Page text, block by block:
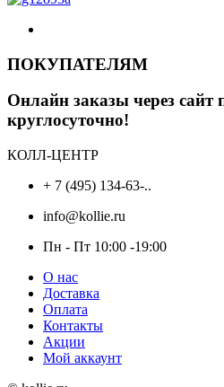
ПОКУПАТЕЛЯМ
Онлайн заказы через сайт
круглосуточно!
КОЛЛ-ЦЕНТР
+ 7 (495) 134-63-..
info@kollie.ru
Пн - Пт 10:00 -19:00
О нас
Доставка
Оплата
Контакты
Акции
Мой аккаунт